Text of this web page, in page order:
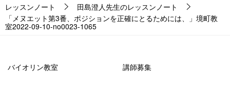
レッスンノート
田島澄人先生のレッスンノート
「メヌエット第3番、ポジションを正確にとるためには、」境町教
室2022-09-10-­no0023-­1065
バイオリン教室 講師募集